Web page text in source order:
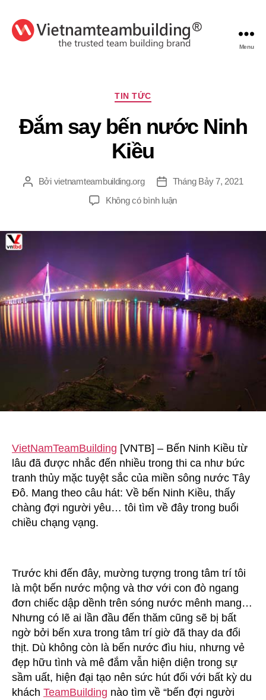
Menu
Chuyên
TIN TỨC
Đắm say bến nước Ninh
Kiều
TácBởi vietnamteambuilding.org
Ngày
đăng
Tháng Bảy 7, 2021
Không có bình luậnở
nước
Ninh
Kiều
VietNamTeamBuilding [VNTB] – Bến Ninh Kiều từ
lâu đã được nhắc đến nhiều trong thi ca như bức
tranh thủy mặc tuyệt sắc của miền sông nước Tây
Đô. Mang theo câu hát: Về bến Ninh Kiều, thấy
chàng đợi người yêu… tôi tìm về đây trong buổi
chiều chạng vạng.
Trước khi đến đây, mường tượng trong tâm trí tôi
là một bến nước mộng và thơ với con đò ngang
đơn chiếc dập dềnh trên sóng nước mênh mang…
Nhưng có lẽ ai lần đầu đến thăm cũng sẽ bị bất
ngờ bởi bến xưa trong tâm trí giờ đã thay da đổi
thịt. Dù không còn là bến nước đìu hiu, nhưng vẻ
đẹp hữu tình và mê đắm vẫn hiện diện trong sự
sầm uất, hiện đại tạo nên sức hút đối với bất kỳ du
khách TeamBuilding nào tìm về “bến đợi người